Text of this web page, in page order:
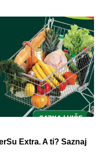
Extra. A ti? Saznaj